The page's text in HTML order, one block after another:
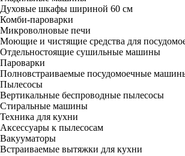
Духовые шкафы шириной 60 см
Комби-пароварки
Микроволновые печи
Моющие и чистящие средства для
Отдельностоящие сушильные машины
Пароварки
Полновстраиваемые посудомоечные
Пылесосы
Вертикальные беспроводные пылесосы
Стиральные машины
Техника для кухни
Аксессуары к пылесосам
Вакууматоры
Встраиваемые вытяжки для кухни